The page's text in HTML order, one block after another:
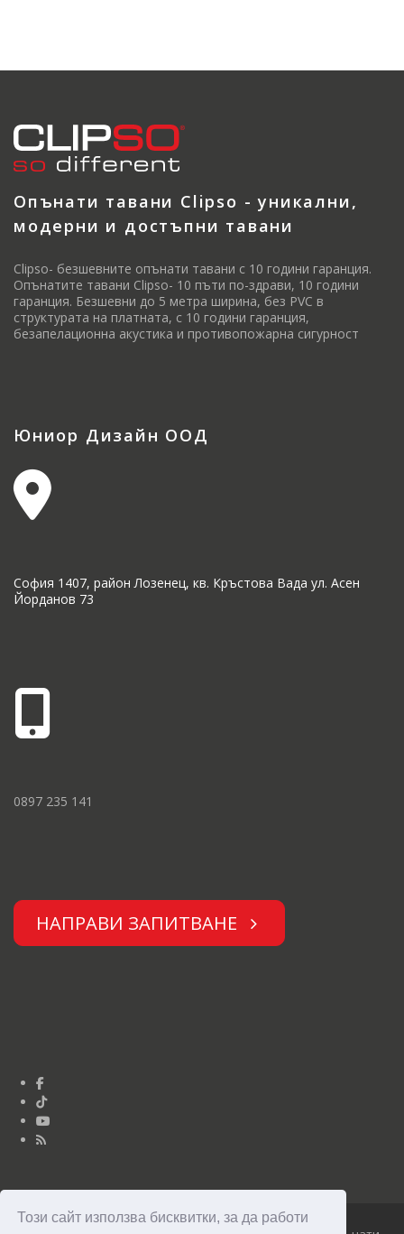
Този сайт използва бисквитки, за да работи
Опънати тавани Clipso - уникални,
модерни и достъпни тавани
Clipso- безшевните опънати тавани с 10 години гаранция.
Опънатите тавани Clipso- 10 пъти по-здрави, 10 години
гаранция. Безшевни до 5 метра ширина, без PVC в
структурата на платната, с 10 години гаранция,
безапелационна акустика и противопожарна сигурност
Юниор Дизайн ООД
София 1407, район Лозенец, кв. Кръстова Вада ул. Асен
Йорданов 73
0897 235 141
НАПРАВИ ЗАПИТВАНЕ